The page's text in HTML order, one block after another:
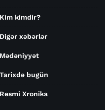
Kim kimdir?
Digər xəbərlər
Mədəniyyət
Tarixdə bugün
Rəsmi Xronika